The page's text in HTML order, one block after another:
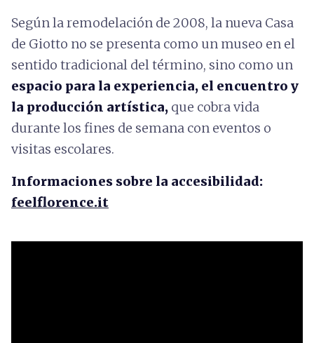
Según la remodelación de 2008, la nueva Casa
de Giotto no se presenta como un museo en el
sentido tradicional del término, sino como un
espacio para la experiencia, el encuentro y
la producción artística, que cobra vida
durante los fines de semana con eventos o
visitas escolares.
Informaciones sobre la accesibilidad:
feelflorence.it